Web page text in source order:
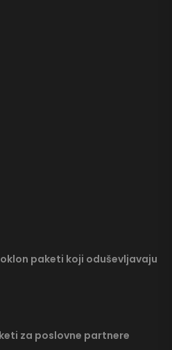
paketi koji oduševljavaju
za poslovne partnere